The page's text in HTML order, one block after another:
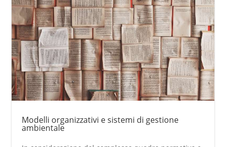
Modelli organizzativi e sistemi di gestione
ambientale